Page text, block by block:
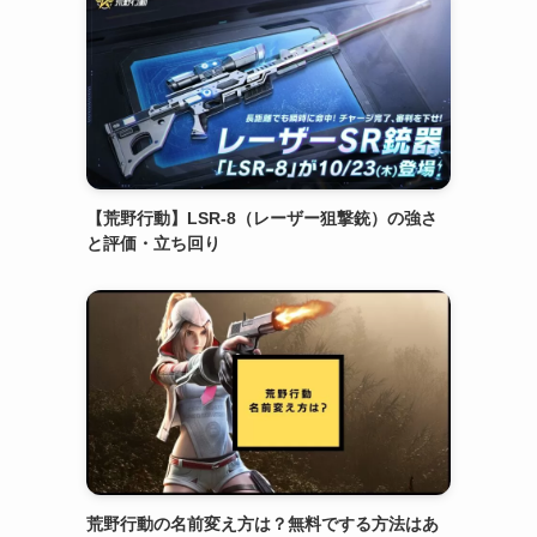
【荒野行動】LSR-8（レーザー狙撃銃）の強さ
と評価・立ち回り
荒野行動の名前変え方は？無料でする方法はあ